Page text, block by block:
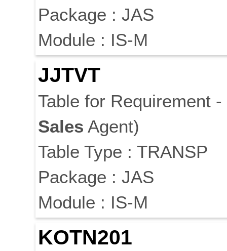
Package : JAS
Module : IS-M
JJTVT
Table for Requirement -
Sales Agent)
Table Type : TRANSP
Package : JAS
Module : IS-M
KOTN201